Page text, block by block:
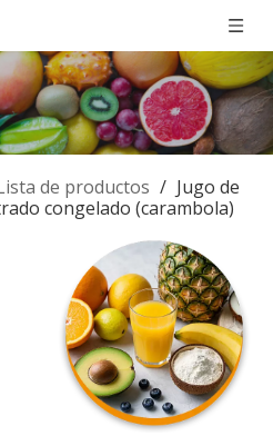
de productos / Jugo de
congelado (carambola)